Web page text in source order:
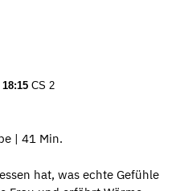
CS 2
| 41 Min.
hat, was echte Gefühle